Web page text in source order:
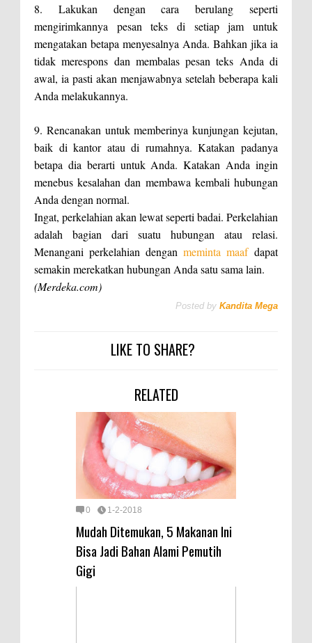
8. Lakukan dengan cara berulang seperti
mengirimkannya pesan teks di setiap jam untuk
mengatakan betapa menyesalnya Anda. Bahkan jika ia
tidak merespons dan membalas pesan teks Anda di
awal, ia pasti akan menjawabnya setelah beberapa kali
Anda melakukannya.
9. Rencanakan untuk memberinya kunjungan kejutan,
baik di kantor atau di rumahnya. Katakan padanya
betapa dia berarti untuk Anda. Katakan Anda ingin
menebus kesalahan dan membawa kembali hubungan
Anda dengan normal.
Ingat, perkelahian akan lewat seperti badai. Perkelahian
adalah bagian dari suatu hubungan atau relasi.
Menangani perkelahian denganmeminta maafdapat
semakin merekatkan hubungan Anda satu sama lain.
(Merdeka.com)
Posted by Kandita Mega
LIKE TO SHARE?
RELATED
0 1-2-2018
Mudah Ditemukan, 5 Makanan Ini
Bisa Jadi Bahan Alami Pemutih
Gigi